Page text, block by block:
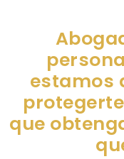
estamos
que